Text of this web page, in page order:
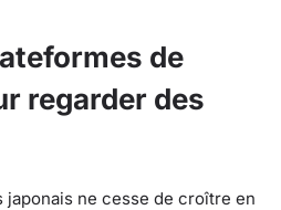
de
regarder des
japonais ne cesse de croître en